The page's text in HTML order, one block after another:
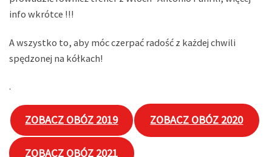
info wkrótce !!!
A wszystko to, aby móc czerpać radość z każdej chwili
spędzonej na kółkach!
.
ZOBACZ OBÓZ 2019 ZOBACZ OBÓZ 2020
ZOBACZ OBÓZ 2021